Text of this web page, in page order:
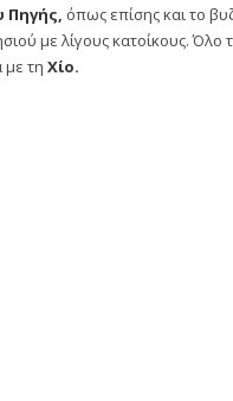
Πηγής, όπως επίσης και το
με λίγους κατοίκους.
με τη Χίο.